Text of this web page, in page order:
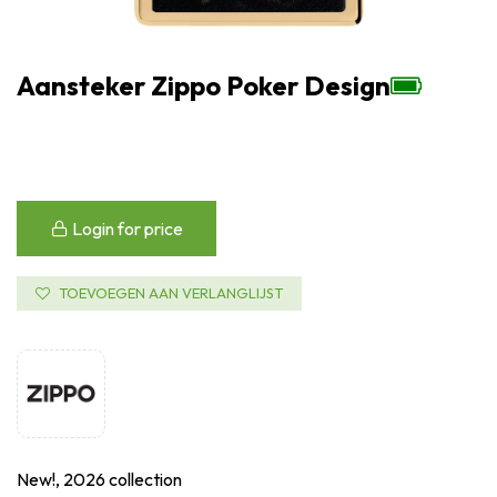
Aansteker Zippo Poker Design
Login for price
TOEVOEGEN AAN VERLANGLIJST
New!, 2026 collection